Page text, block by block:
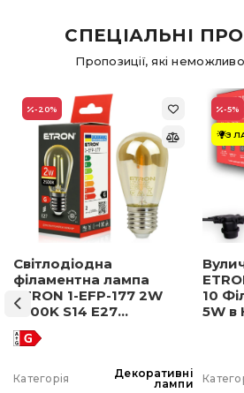
СПЕЦІАЛЬНІ
Пропозиції, які
-20%
Світлодіодна
філаментна лампа
ETRON 1-EFP-177 2W
2500K S14 E27
позолочене скло
Категорія
Декоративні
лампи
-5%
З
10
5W в